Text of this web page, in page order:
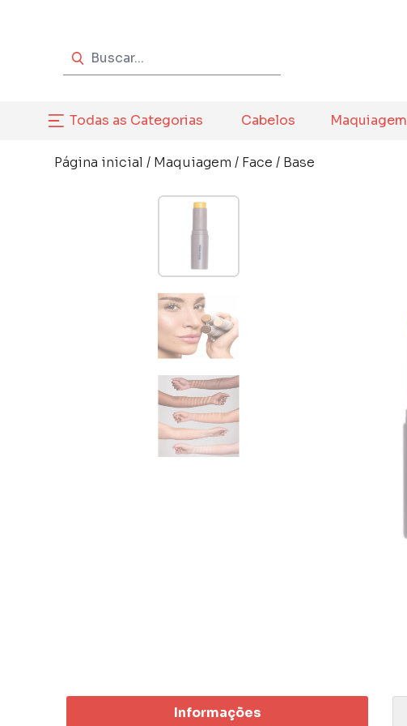
Todas as Categorias Cabelos Maquiagem
Página inicial / Maquiagem / Face / Base
Informações